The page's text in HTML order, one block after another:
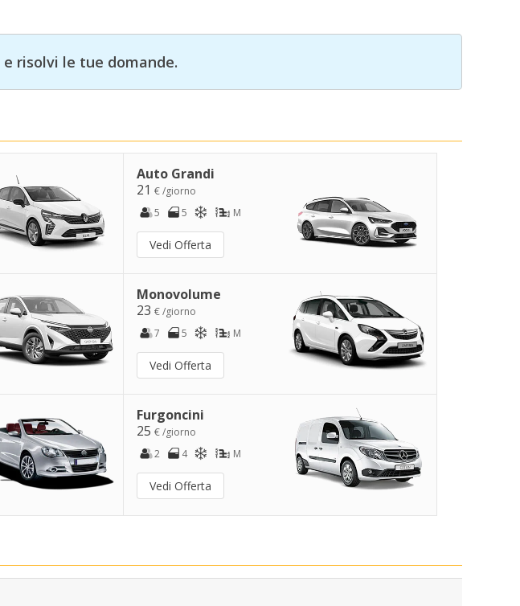
e risolvi le tue domande.
Auto Grandi
21 € /giorno
5
5 M
Vedi Offerta
Monovolume
23 € /giorno
7
5 M
Vedi Offerta
Furgoncini
25 € /giorno
2
4 M
Vedi Offerta